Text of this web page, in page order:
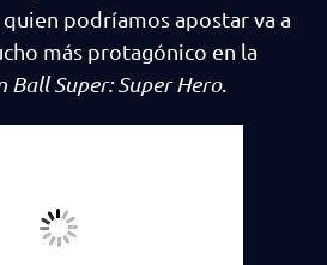
quien podríamos apostar va a
más protagónico en la
Ball Super: Super Hero.